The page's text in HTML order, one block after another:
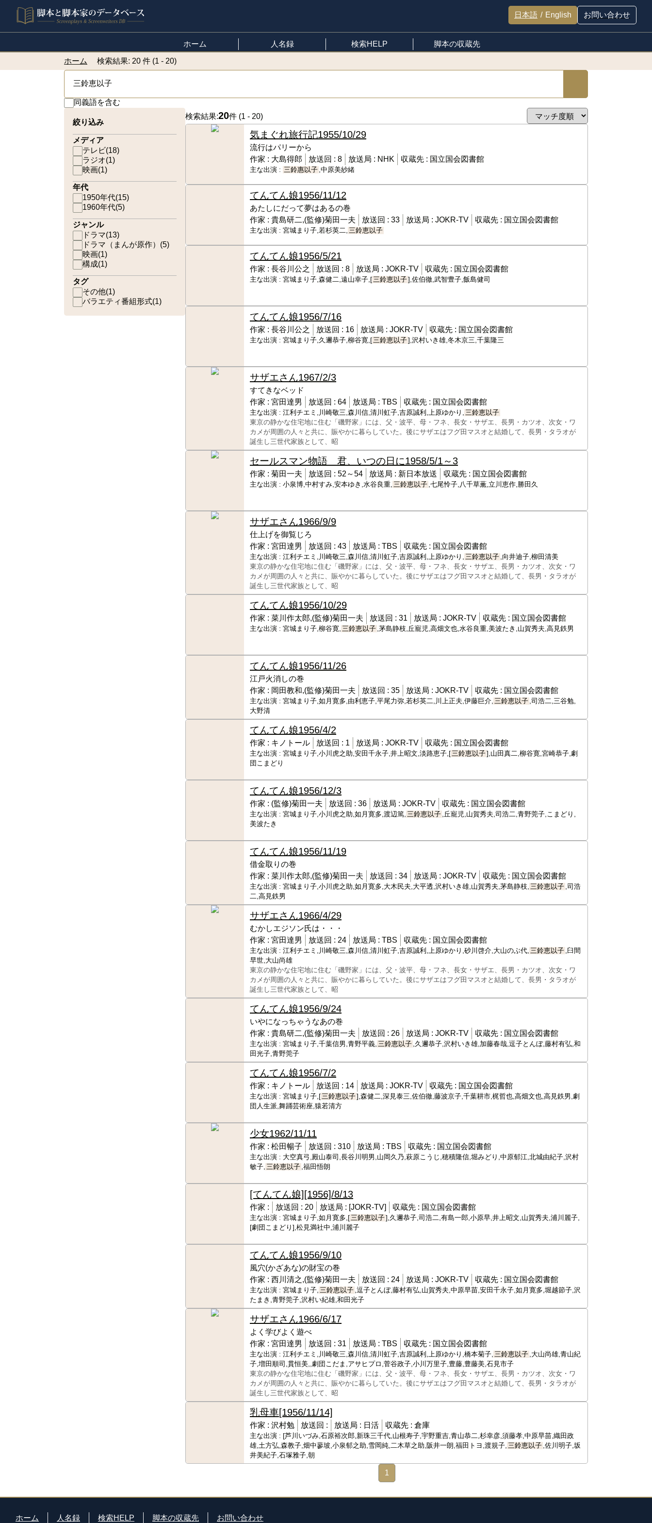
日本語 / English お問い合わせ
ホーム 人名録 検索HELP 脚本の収蔵先
ホーム 検索結果: 20 件 (1 - 20)
同義語を含む
絞り込み
メディア
テレビ(18)
ラジオ(1)
映画(1)
年代
1950年代(15)
1960年代(5)
ジャンル
ドラマ(13)
ドラマ（まんが原作） (5)
映画(1)
構成(1)
タグ
その他(1)
バラエティ番組形式(1)
検索結果:20件 (1 - 20)
気まぐれ旅行記1955/10/29
流行はパリーから
作家 : 大島得郎 放送回 : 8 放送局 : NHK 収蔵先 : 国立国会図書館
主な出演 : 三鈴惠以子 ,中原美紗緒
てんてん娘1956/11/12
あたしにだって夢はあるの巻
作家 : 貴島研二,(監修)菊田一夫 放送回 : 33 放送局 : JOKR-TV 収蔵先 : 国立国会図書館
主な出演 : 宮城まり子,若杉英二, 三鈴恵以子
てんてん娘1956/5/21
作家 : 長谷川公之 放送回 : 8 放送局 : JOKR-TV 収蔵先 : 国立国会図書館
主な出演 : 宮城まり子,森健二,遠山幸子,[ 三鈴恵以子],佐伯徹,武智豊子,飯島健司
てんてん娘1956/7/16
作家 : 長谷川公之 放送回 : 16 放送局 : JOKR-TV 収蔵先 : 国立国会図書館
主な出演 : 宮城まり子,久邇恭子,柳谷寛,[ 三鈴恵以子],沢村いき雄,冬木京三,千葉隆三
サザエさん1967/2/3
すてきなベッド
作家 : 宮田達男 放送回 : 64 放送局 : TBS 収蔵先 : 国立国会図書館
主な出演 : 江利チエミ,川崎敬三,森川信,清川虹子,吉原誠利,上原ゆかり,
三鈴恵以子
東京の静かな住宅地に住む「磯野家」には、父・波平、母・フネ、長女・サザエ、長男・カツオ、次女・ワ
カメが周囲の人々と共に、賑やかに暮らしていた。後にサザエはフグ田マスオと結婚して、長男・タラオが
誕生し三世代家族として、昭
セールスマン物語 君、いつの日に1958/5/1～3
作家 : 菊田一夫 放送回 : 52～54 放送局 : 新日本放送 収蔵先 : 国立国会図書館
主な出演 : 小泉博,中村すみ,安本ゆき,水谷良重, 三鈴恵以子 ,七尾怜子,八千草薫,立川恵作,勝田久
サザエさん1966/9/9
仕上げを御覧じろ
作家 : 宮田達男 放送回 : 43 放送局 : TBS 収蔵先 : 国立国会図書館
主な出演 : 江利チエミ,川崎敬三,森川信,清川虹子,吉原誠利,上原ゆかり, 三鈴恵以子 ,向井迪子,柳田清美
東京の静かな住宅地に住む「磯野家」には、父・波平、母・フネ、長女・サザエ、長男・カツオ、次女・ワ
カメが周囲の人々と共に、賑やかに暮らしていた。後にサザエはフグ田マスオと結婚して、長男・タラオが
誕生し三世代家族として、昭
てんてん娘1956/10/29
作家 : 菜川作太郎,(監修)菊田一夫 放送回 : 31 放送局 : JOKR-TV 収蔵先 : 国立国会図書館
主な出演 : 宮城まり子,柳谷寛, 三鈴恵以子 ,茅島静枝,丘寵児,高畑文也,水谷良重,美波たき,山賀秀夫,高見鉄男
てんてん娘1956/11/26
江戸火消しの巻
作家 : 岡田教和,(監修)菊田一夫 放送回 : 35 放送局 : JOKR-TV 収蔵先 : 国立国会図書館
主な出演 : 宮城まり子,如月寛多,由利恵子,平尾力弥,若杉英二,川上正夫,伊藤巨介, 三鈴恵以子 ,司浩二,三谷勉,
大野清
てんてん娘1956/4/2
作家 : キノトール 放送回 : 1 放送局 : JOKR-TV 収蔵先 : 国立国会図書館
主な出演 : 宮城まり子,小川虎之助,安田千永子,井上昭文,淡路恵子,[ 三鈴恵以子],山田真二,柳谷寛,宮崎恭子,劇
団こまどり
てんてん娘1956/12/3
作家 : (監修)菊田一夫 放送回 : 36 放送局 : JOKR-TV 収蔵先 : 国立国会図書館
主な出演 : 宮城まり子,小川虎之助,如月寛多,渡辺篤, 三鈴恵以子 ,丘寵児,山賀秀夫,司浩二,青野莞子,こまどり,
美波たき
てんてん娘1956/11/19
借金取りの巻
作家 : 菜川作太郎,(監修)菊田一夫 放送回 : 34 放送局 : JOKR-TV 収蔵先 : 国立国会図書館
主な出演 : 宮城まり子,小川虎之助,如月寛多,大木民夫,大平透,沢村いき雄,山賀秀夫,茅島静枝, 三鈴恵以子 ,司浩
二,高見鉄男
サザエさん1966/4/29
むかしエジソン氏は・・・
作家 : 宮田達男 放送回 : 24 放送局 : TBS 収蔵先 : 国立国会図書館
主な出演 : 江利チエミ,川崎敬三,森川信,清川虹子,吉原誠利,上原ゆかり,砂川啓介,大山のぶ代, 三鈴恵以子 ,臼間
早世,大山尚雄
東京の静かな住宅地に住む「磯野家」には、父・波平、母・フネ、長女・サザエ、長男・カツオ、次女・ワ
カメが周囲の人々と共に、賑やかに暮らしていた。後にサザエはフグ田マスオと結婚して、長男・タラオが
誕生し三世代家族として、昭
てんてん娘1956/9/24
いやになっちゃうなあの巻
作家 : 貴島研二,(監修)菊田一夫 放送回 : 26 放送局 : JOKR-TV 収蔵先 : 国立国会図書館
主な出演 : 宮城まり子,千葉信男,青野平義, 三鈴恵以子 ,久邇恭子,沢村いき雄,加藤春哉,逗子とんぼ,藤村有弘,和
田光子,青野莞子
てんてん娘1956/7/2
作家 : キノトール 放送回 : 14 放送局 : JOKR-TV 収蔵先 : 国立国会図書館
主な出演 : 宮城まり子,[ 三鈴恵以子],森健二,深見泰三,佐伯徹,藤波京子,千葉耕市,梶哲也,高畑文也,高見鉄男,劇
団人生派,舞踊芸術座,猿若清方
少女1962/11/11
作家 : 松田暢子 放送回 : 310 放送局 : TBS 収蔵先 : 国立国会図書館
主な出演 : 大空真弓,殿山泰司,長谷川明男,山岡久乃,萩原こうじ,穂積隆信,堀みどり,中原郁江,北城由紀子,沢村
敏子, 三鈴恵以子 ,福田悟朗
[てんてん娘][1956]/8/13
作家 : 放送回 : 20 放送局 : [JOKR-TV] 収蔵先 : 国立国会図書館
主な出演 : 宮城まり子,如月寛多,[ 三鈴恵以子],久邇恭子,司浩二,有島一郎,小原早,井上昭文,山賀秀夫,浦川麗子,
[劇団こまどり],松見満社中,浦川麗子
てんてん娘1956/9/10
風穴(かざあな)の財宝の巻
作家 : 西川清之,(監修)菊田一夫 放送回 : 24 放送局 : JOKR-TV 収蔵先 : 国立国会図書館
主な出演 : 宮城まり子, 三鈴恵以子 ,逗子とんぼ,藤村有弘,山賀秀夫,中原早苗,安田千永子,如月寛多,堀越節子,沢
たまき,青野莞子,沢村い紀雄,和田光子
サザエさん1966/6/17
よく学びよく遊べ
作家 : 宮田達男 放送回 : 31 放送局 : TBS 収蔵先 : 国立国会図書館
主な出演 : 江利チエミ,川崎敬三,森川信,清川虹子,吉原誠利,上原ゆかり,橋本菊子, 三鈴恵以子 ,大山尚雄,青山紀
子,増田順司,貫恒美,,劇団こだま,アサヒプロ,菅谷政子,小川万里子,豊藤,豊藤美,石見市子
東京の静かな住宅地に住む「磯野家」には、父・波平、母・フネ、長女・サザエ、長男・カツオ、次女・ワ
カメが周囲の人々と共に、賑やかに暮らしていた。後にサザエはフグ田マスオと結婚して、長男・タラオが
誕生し三世代家族として、昭
乳母車[1956/11/14]
作家 : 沢村勉 放送回 : 放送局 : 日活 収蔵先 : 倉庫
主な出演 : [芦川いづみ,石原裕次郎,新珠三千代,山根寿子,宇野重吉,青山恭二,杉幸彦,須藤孝,中原早苗,織田政
雄,土方弘,森教子,畑中蓼坡,小泉郁之助,雪岡純,二木草之助,阪井一朗,福田トヨ,渡規子, 三鈴恵以子 ,佐川明子,坂
井美紀子,石塚雅子,朝
1
ホーム 人名録 検索HELP 脚本の収蔵先 お問い合わせ